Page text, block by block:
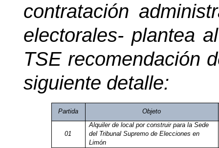
contratación
electorales- plantea
TSE recomendación
siguiente detalle:
Partida Objeto
01
Alquiler de local por construir para la Sede
del Tribunal Supremo de Elecciones en
Limón